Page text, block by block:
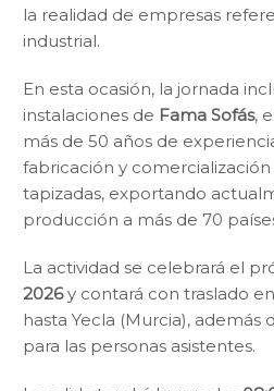
la realidad de empresas
industrial.
En esta ocasión, la jornada
instalaciones de Fama Sofás,
más de 50 años de
fabricación y comercialización
tapizadas, exportando
producción a más de 70
La actividad se celebrará el
2026y contará con traslado
hasta Yecla (Murcia), además
para las personas asistentes.